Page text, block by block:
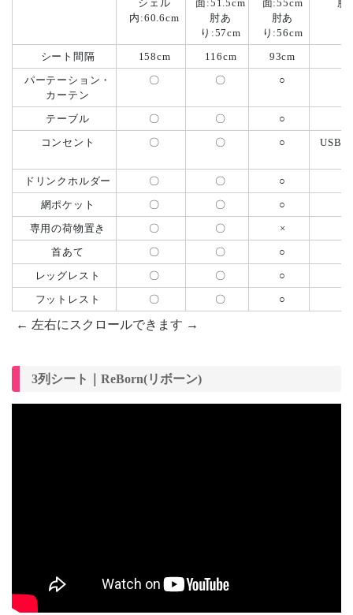
シェル
内:60.6cm
面:51.5cm
肘あ
り:57cm
面:55cm
肘あ
り:56cm
肘
シート間隔 158cm 116cm
93cm
パーテーション・
カーテン
〇 〇 ○
テーブル 〇 〇
○
コンセント
〇 〇 ○
USB
ドリンクホルダー
〇 〇
○
網ポケット
〇 〇
○
専用の荷物置き
〇 〇
×
首あて
〇 〇
○
レッグレスト
〇 〇
○
フットレスト
〇 〇 ○
3列シート｜ReBorn(リボーン)